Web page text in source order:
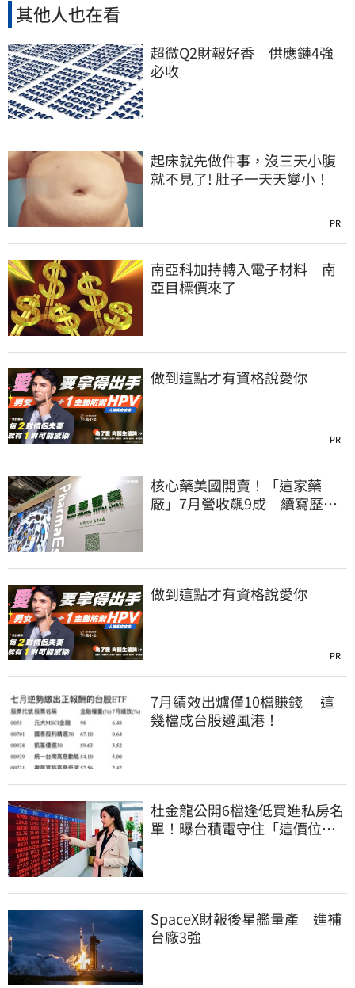
其他人也在看
超微Q2財報好香 供應鏈4強
必收
起床就先做件事，沒三天小腹
就不見了! 肚子一天天變小！
PR
南亞科加持轉入電子材料 南
亞目標價來了
做到這點才有資格說愛你
PR
核心藥美國開賣！「這家藥
廠」7月營收飆9成 續寫歷史
做到這點才有資格說愛你
PR
7月績效出爐僅10檔賺錢 這
幾檔成台股避風港！
杜金龍公開6檔逢低買進私房名
單！曝台積電守住「這價位」
SpaceX財報後星艦量產 進補
台廠3強